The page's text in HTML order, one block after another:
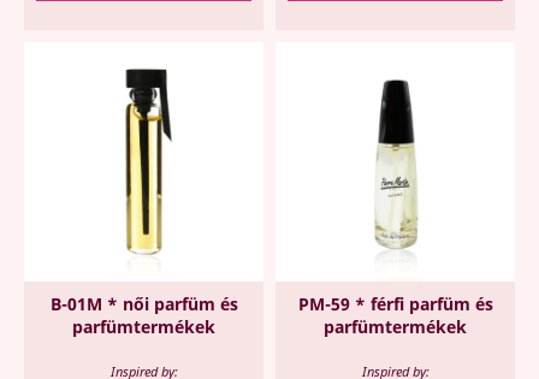
B-01M * női parfüm és
parfümtermékek
Inspired by:
PM-59 * férfi parfüm és
parfümtermékek
Inspired by: